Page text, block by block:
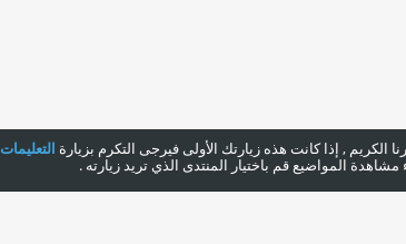
الكريم , إذا كانت هذه زيارتك الأولى فيرجى التكرم بزيارة التعليمات
المواضيع قم باختيار المنتدى الذي تريد زيارته .